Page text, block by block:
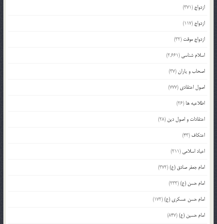
ازدواج (371)
ازدواج (117)
ازدواج موقت (32)
اسلام شناسی (2,661)
اصحاب و یاران(37)
اصول اعتقادی (777)
اطلاعیه ها (26)
اعتقادات و اصول دین (28)
اعتکاف (43)
اعیاد اسلامی (211)
امام جعفر صادق (ع)(372)
امام حسن (ع)(233)
امام حسن عسکری (ع)(172)
امام حسین (ع)(847)